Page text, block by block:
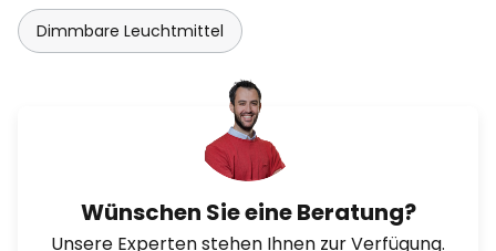
Dimmbare Leuchtmittel
Wünschen Sie eine Beratung?
Unsere Experten stehen Ihnen zur Verfügung.